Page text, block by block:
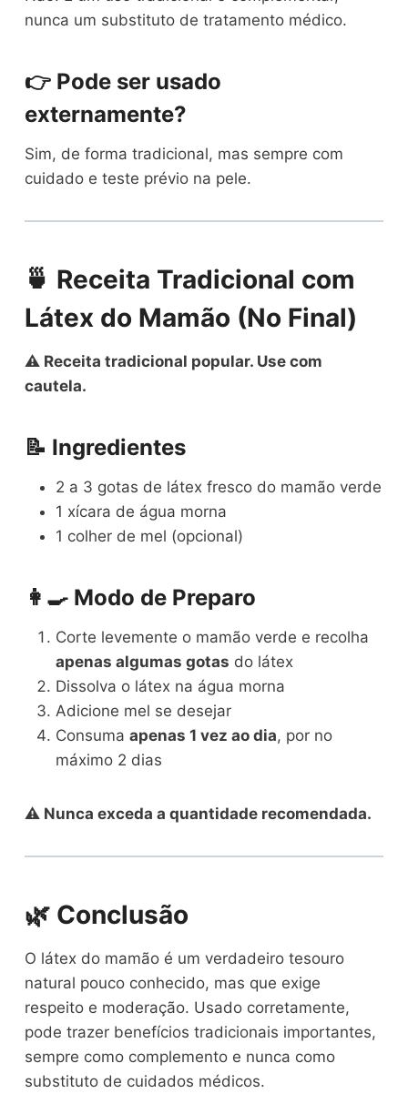
nunca um substituto de tratamento médico.
👉 Pode ser usado
externamente?
Sim, de forma tradicional, mas sempre com
cuidado e teste prévio na pele.
🍵 Receita Tradicional com
Látex do Mamão (No Final)
⚠️ Receita tradicional popular. Use com
cautela.
📝 Ingredientes
2 a 3 gotas de látex fresco do mamão verde
1 xícara de água morna
1 colher de mel (opcional)
👩‍🍳 Modo de Preparo
Corte levemente o mamão verde e recolha
apenas algumas gotas do látex
Dissolva o látex na água morna
Adicione mel se desejar
Consumaapenas 1 vez ao dia, por no
máximo 2 dias
⚠️ Nunca exceda a quantidade recomendada.
🌿 Conclusão
O látex do mamão é um verdadeiro tesouro
natural pouco conhecido, mas que exige
respeito e moderação. Usado corretamente,
pode trazer benefícios tradicionais importantes,
sempre como complemento e nunca como
substituto de cuidados médicos.